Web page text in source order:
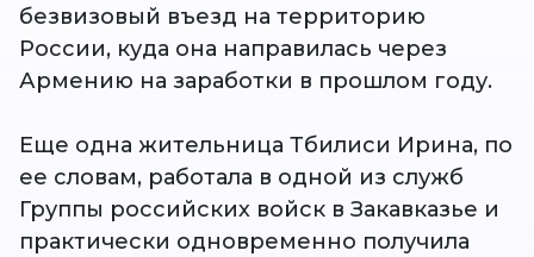
безвизовый въезд на территорию
России, куда она направилась через
Армению на заработки в прошлом году.
Еще одна жительница Тбилиси Ирина, по
ее словам, работала в одной из служб
Группы российских войск в Закавказье и
практически одновременно получила